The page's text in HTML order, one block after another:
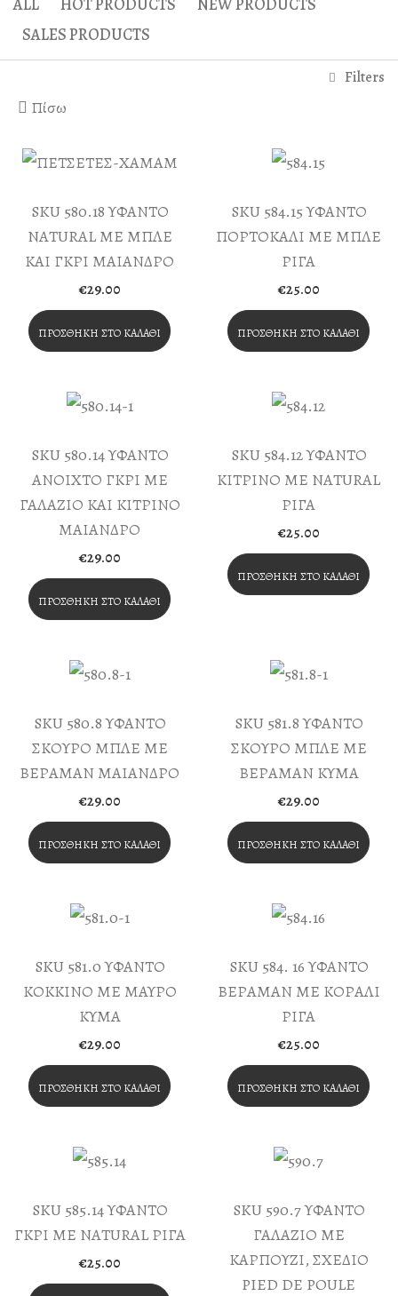
Ηράκλειο Λουτρό
Απλό Παραδοσιακό
Special
Λουτρό Σαπουνιού
Diana’s Body
Άναξ Μάλαξη
Μασάζ Κυτταρίτιδας
ALL HOT PRODUCTS
NEW PRODUCTS
SALES PRODUCTS
Filters
Πίσω
SKU 580.18 ΥΦΑΝΤΟ
NATURAL ΜΕ ΜΠΛΕ
ΚΑΙ ΓΚΡΙ ΜΑΙΑΝΔΡΟ
€29.00
ΠΡΟΣΘΉΚΗ ΣΤΟ ΚΑΛΆΘΙ
SKU 584.15 ΥΦΑΝΤΟ
ΠΟΡΤΟΚΑΛΙ ΜΕ ΜΠΛΕ
ΡΙΓΑ
€25.00
ΠΡΟΣΘΉΚΗ ΣΤΟ ΚΑΛΆΘΙ
SKU 580.14 ΥΦΑΝΤΟ
ΑΝΟΙΧΤΟ ΓΚΡΙ ΜΕ
ΓΑΛΑΖΙΟ ΚΑΙ ΚΙΤΡΙΝΟ
ΜΑΙΑΝΔΡΟ
€29.00
ΠΡΟΣΘΉΚΗ ΣΤΟ ΚΑΛΆΘΙ
SKU 584.12 ΥΦΑΝΤΟ
ΚΙΤΡΙΝΟ ΜΕ NATURAL
ΡΙΓΑ
€25.00
ΠΡΟΣΘΉΚΗ ΣΤΟ ΚΑΛΆΘΙ
SKU 580.8 ΥΦΑΝΤΟ
ΣΚΟΥΡΟ ΜΠΛΕ ΜΕ
ΒΕΡΑΜΑΝ ΜΑΙΑΝΔΡΟ
€29.00
ΠΡΟΣΘΉΚΗ ΣΤΟ ΚΑΛΆΘΙ
SKU 581.8 ΥΦΑΝΤΟ
ΣΚΟΥΡΟ ΜΠΛΕ ΜΕ
ΒΕΡΑΜΑΝ ΚΥΜΑ
€29.00
ΠΡΟΣΘΉΚΗ ΣΤΟ ΚΑΛΆΘΙ
SKU 581.0 ΥΦΑΝΤΟ
ΚΟΚΚΙΝΟ ΜΕ ΜΑΥΡΟ
ΚΥΜΑ
€29.00
ΠΡΟΣΘΉΚΗ ΣΤΟ ΚΑΛΆΘΙ
SKU 584. 16 ΥΦΑΝΤΟ
ΒΕΡΑΜΑΝ ΜΕ ΚΟΡΑΛΙ
ΡΙΓΑ
€25.00
ΠΡΟΣΘΉΚΗ ΣΤΟ ΚΑΛΆΘΙ
SKU 585.14 ΥΦΑΝΤΟ
ΓΚΡΙ ΜΕ NATURAL ΡΙΓΑ
€25.00
SKU 590.7 ΥΦΑΝΤΟ
ΓΑΛΑΖΙΟ ΜΕ
ΚΑΡΠΟΥΖΙ, ΣΧΕΔΙΟ
PIED DE POULE